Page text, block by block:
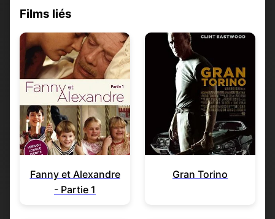
Films liés
Fanny et Alexandre
- Partie 1
Gran Torino